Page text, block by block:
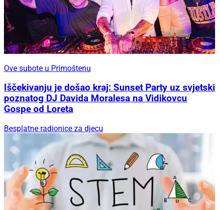
Ove subote u Primoštenu
Iščekivanju je došao kraj: Sunset Party uz svjetski
poznatog DJ Davida Moralesa na Vidikovcu
Gospe od Loreta
Besplatne radionice za djecu